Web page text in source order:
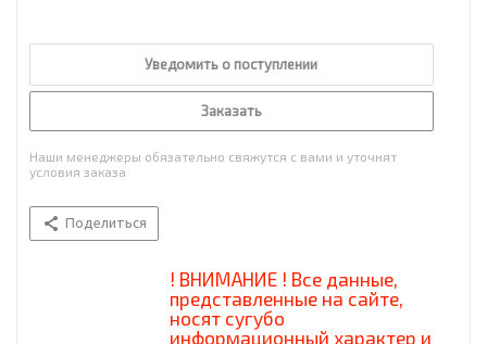
Уведомить о поступлении
Заказать
Наши менеджеры обязательно свяжутся с вами и уточнят
условия заказа
Поделиться
! ВНИМАНИЕ ! Все данные,
представленные на сайте,
носят сугубо
информационный характер и